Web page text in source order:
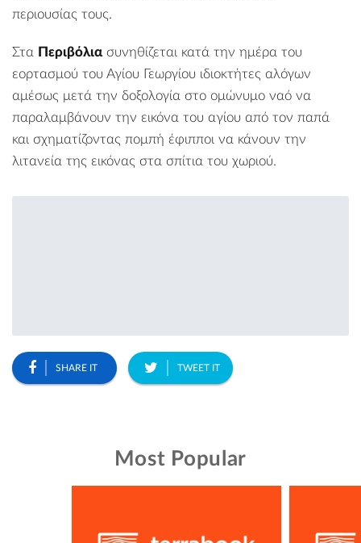
περιουσίας τους.
Στα Περιβόλιασυνηθίζεται κατά την ημέρα του
εορτασμού του Αγίου Γεωργίου ιδιοκτήτες αλόγων
αμέσως μετά την δοξολογία στο ομώνυμο ναό να
παραλαμβάνουν την εικόνα του αγίου από τον παπά
και σχηματίζοντας πομπή έφιπποι να κάνουν την
λιτανεία της εικόνας στα σπίτια του χωριού.
SHARE IT TWEET IT
Most Popular